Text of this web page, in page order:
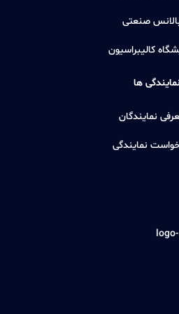
صنعتی
کالیبراسیون
ها
نمایندگان
نمایندگی